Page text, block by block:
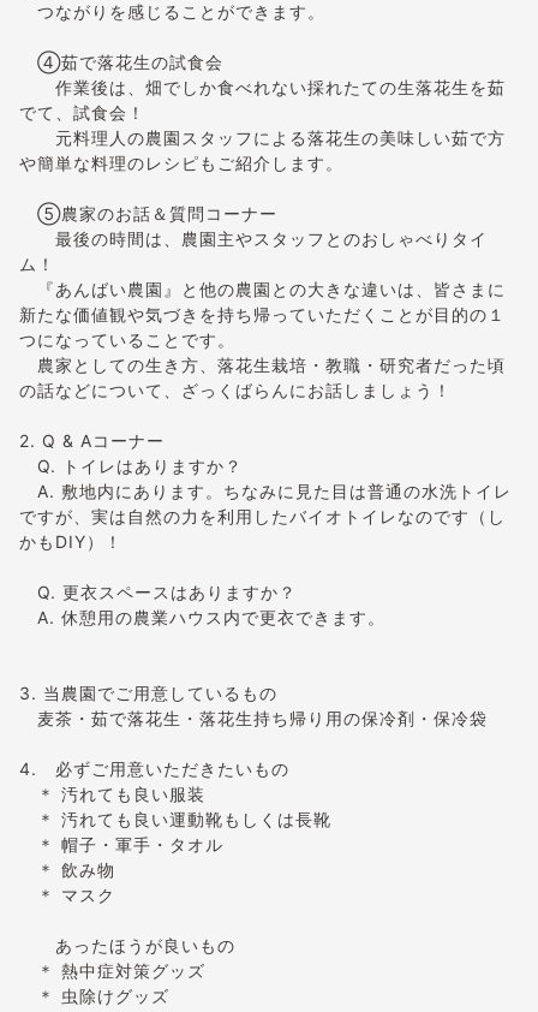
つながりを感じることができます。
④茹で落花生の試食会
作業後は、畑でしか食べれない採れたての生落花生を茹
でて、試食会！
元料理人の農園スタッフによる落花生の美味しい茹で方
や簡単な料理のレシピもご紹介します。
⑤農家のお話＆質問コーナー
最後の時間は、農園主やスタッフとのおしゃべりタイ
ム！
『あんばい農園』と他の農園との大きな違いは、皆さまに
新たな価値観や気づきを持ち帰っていただくことが目的の１
つになっていることです。
農家としての生き方、落花生栽培・教職・研究者だった頃
の話などについて、ざっくばらんにお話しましょう！
2. Q & Aコーナー
Q. トイレはありますか？
A. 敷地内にあります。ちなみに見た目は普通の水洗トイレ
ですが、実は自然の力を利用したバイオトイレなのです（し
かもDIY）！
Q. 更衣スペースはありますか？
A. 休憩用の農業ハウス内で更衣できます。
3. 当農園でご用意しているもの
麦茶・茹で落花生・落花生持ち帰り用の保冷剤・保冷袋
4. 必ずご用意いただきたいもの
＊ 汚れても良い服装
＊ 汚れても良い運動靴もしくは長靴
＊ 帽子・軍手・タオル
＊ 飲み物
＊ マスク
あったほうが良いもの
＊ 熱中症対策グッズ
＊ 虫除けグッズ